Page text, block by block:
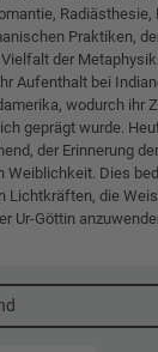
Radiästhesie,
Praktiken,
der
Aufenthalt bei
wodurch ihr
geprägt wurde.
der Erinnerung
Weiblichkeit. Dies
Lichtkräften, die
Ur-Göttin